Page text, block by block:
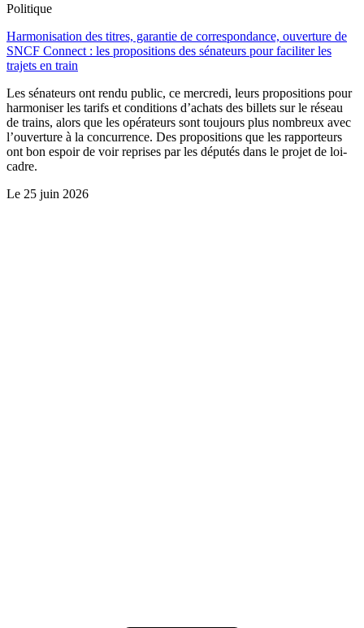
Politique
Harmonisation des titres, garantie de correspondance, ouverture de
SNCF Connect : les propositions des sénateurs pour faciliter les
trajets en train
Les sénateurs ont rendu public, ce mercredi, leurs propositions pour
harmoniser les tarifs et conditions d’achats des billets sur le réseau
de trains, alors que les opérateurs sont toujours plus nombreux avec
l’ouverture à la concurrence. Des propositions que les rapporteurs
ont bon espoir de voir reprises par les députés dans le projet de loi-
cadre.
Le 25 juin 2026